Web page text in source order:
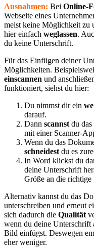
Ausnahmen: Bei Online-
Webseite eines
meist keine Möglichkeit zu
hier einfach weglassen.
du keine Unterschrift.
Für das Einfügen deiner
Möglichkeiten.
einscannen und
funktioniert, siehst du hier:
Du nimmst dir ein
darauf.
Dann scannst du
mit einer Scanner-
Wenn du das
schneidest du es
In Word klickst du
deine Unterschrift
Größe an die
Alternativ kannst du das
unterschreiben und erneut
sich dadurch die Qualität
wenn du deine Unterschrift
Bild einfügst. Deswegen
eher weniger.